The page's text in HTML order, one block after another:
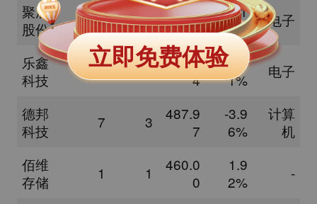
聚辰
股份
2 2
525.0
0
28.1
3%
电子
乐鑫
科技
1 1
503.7
4
-6.1
1%
电子
德邦
科技
7 3
487.9
7
-3.9
6%
计算
机
佰维
存储
1 1
460.0
0
1.9
2%
-
立即免费体验